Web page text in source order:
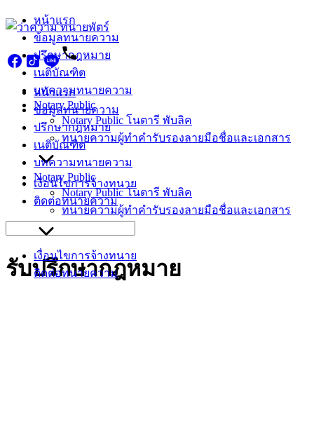
Skip
to
content
หน้าแรก
ข้อมูลทนายความ
ปรึกษากฎหมาย
เนติบัณฑิต
บทความทนายความ
Notary Public
Notary Public โนตารี พับลิค
ทนายความผู้ทำคำรับรองลายมือชื่อและเอกสาร
เงื่อนไขการจ้างทนาย
ติดต่อทนายความ
หน้าแรก
ข้อมูลทนายความ
ปรึกษากฎหมาย
เนติบัณฑิต
บทความทนายความ
Notary Public
Notary Public โนตารี พับลิค
ทนายความผู้ทำคำรับรองลายมือชื่อและเอกสาร
เงื่อนไขการจ้างทนาย
ติดต่อทนายความ
for:
รับปรึกษากฎหมาย